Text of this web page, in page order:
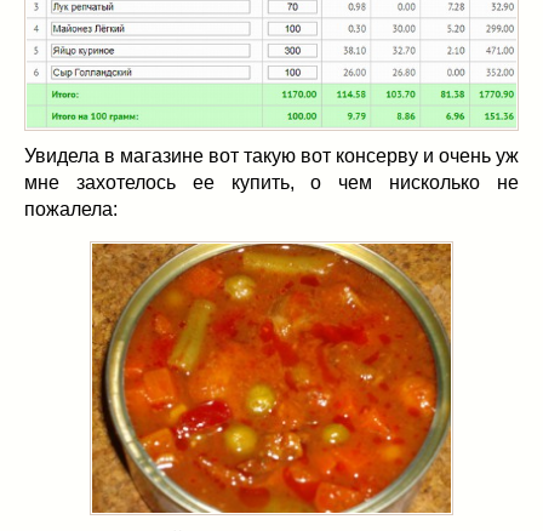
разное(6)
рыбные блюда(4)
салаты(11)
Супы(1)
тушеное(3)
Напитки(3)
Овощные заготовки (11)
Сладкие заготовки(10)
Поговорим о(19)
конкурсы(7)
продуктах(2)
разном(9)
Постные рецепты(8)
Праздничные блюда(21)
Увидела в магазине вот такую вот консерву и очень уж
мне захотелось ее купить, о чем нисколько не
пожалела: